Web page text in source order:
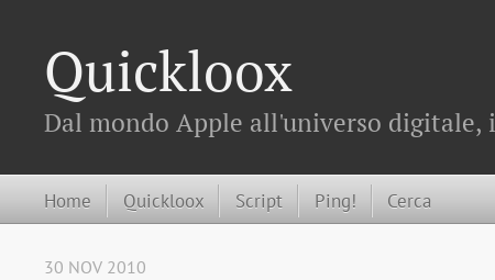
Quickloox
Dal mondo Apple all'universo
Home Quickloox Script Ping! Cerca
30 NOV 2010